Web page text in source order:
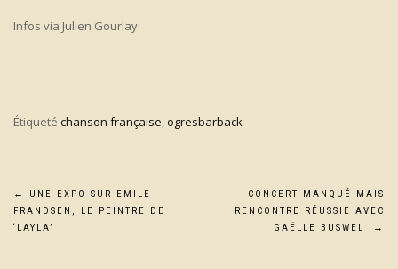
Infos via Julien Gourlay
Étiqueté chanson française,ogresbarback
Navigation
de
←
UNE EXPO SUR EMILE
FRANDSEN, LE PEINTRE DE
‘LAYLA’
CONCERT MANQUÉ MAIS
RENCONTRE RÉUSSIE AVEC
GAËLLE BUSWEL
→